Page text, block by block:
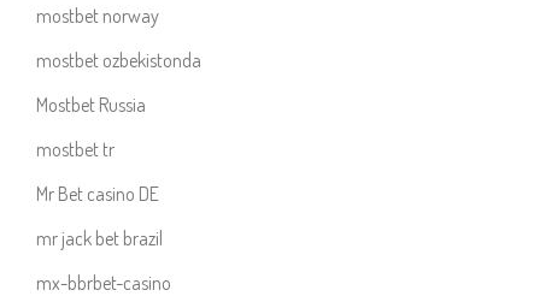
mostbet norway
mostbet ozbekistonda
Mostbet Russia
mostbet tr
Mr Bet casino DE
mr jack bet brazil
mx-bbrbet-casino